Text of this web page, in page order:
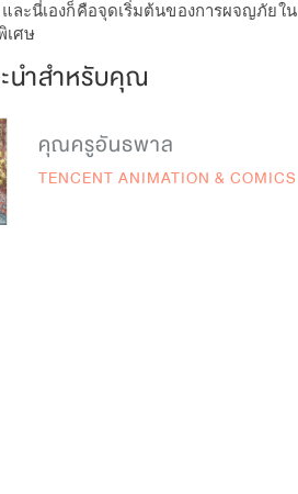
ละนี่เองก็คือจุดเริ่มต้นของการผจญภัยใน
เศษ
นำสำหรับคุณ
คุณครูอันธพาล
TENCENT ANIMATION & COMICS